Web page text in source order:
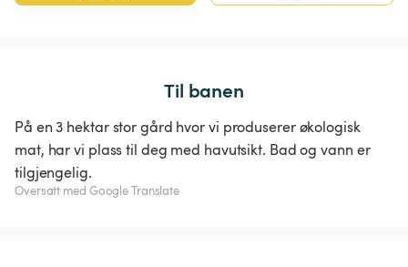
Til banen
På en 3 hektar stor gård hvor vi produserer økologisk
mat, har vi plass til deg med havutsikt. Bad og vann er
tilgjengelig.
Oversatt med Google Translate